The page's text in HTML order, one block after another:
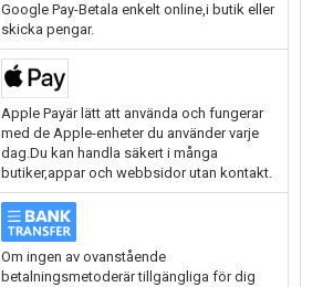
Google Pay-Betala enkelt online,i butik eller
skicka pengar.
Apple Payär lätt att använda och fungerar
med de Apple-enheter du använder varje
dag.Du kan handla säkert i många
butiker,appar och webbsidor utan kontakt.
Om ingen av ovanstående
betalningsmetoderär tillgängliga för dig